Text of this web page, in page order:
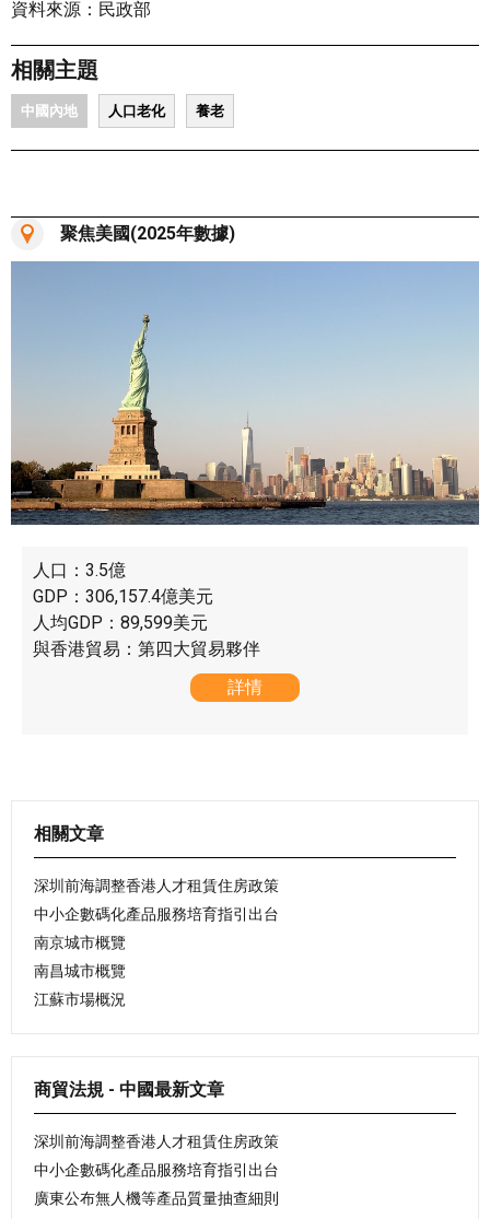
資料來源：民政部
相關主題
中國內地 人口老化 養老
聚焦美國(2025年數據)
人口：3.5億
GDP：306,157.4億美元
人均GDP：89,599美元
與香港貿易：第四大貿易夥伴
詳情
相關文章
深圳前海調整香港人才租賃住房政策
中小企數碼化產品服務培育指引出台
南京城市概覽
南昌城市概覽
江蘇市場概況
商貿法規 - 中國最新文章
深圳前海調整香港人才租賃住房政策
中小企數碼化產品服務培育指引出台
廣東公布無人機等產品質量抽查細則